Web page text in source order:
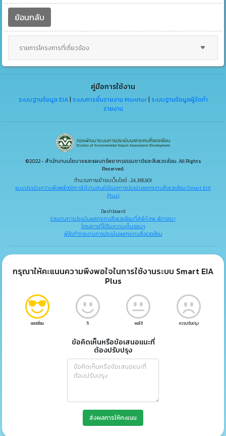
ย้อนกลับ
รายการโครงการที่เกี่ยวข้อง
คู่มือการใช้งาน
ระบบฐานข้อมูล EIA| ระบบการยื่นรายงาน Monitor| ระบบฐานข้อมูลผู้จัดทำ
รายงาน
©2022 - สำนักงานนโยบายและแผนทรัพยากรธรรมชาติและสิ่งแวดล้อม. All Rights
Reserved.
จำนวนการเข้าชมเว็บไซต์ : 24,365,501
แบบประเมินความพึงพอใจต่อการใช้งานศูนย์ข้อมูลการประเมินผลกระทบสิ่งแวดล้อม (Smart EIA
Plus)
Dashboard
รายงานการประเมินผลกระทบสิ่งแวดล้อมที่ส่งให้ สผ. พิจารณา
โครงการที่ได้รับความเห็นชอบฯ
ผู้จัดทำรายงานการประเมินผลกระทบสิ่งแวดล้อม
กรุณาให้คะแนนความพึงพอใจในการใช้งานระบบ Smart EIA
Plus
ยอดเยี่ยม ดี พอใช้ ควรปรับปรุง
ข้อคิดเห็นหรือข้อเสนอแนะที่
ต้องปรับปรุง
ส่งผลการให้คะแนน